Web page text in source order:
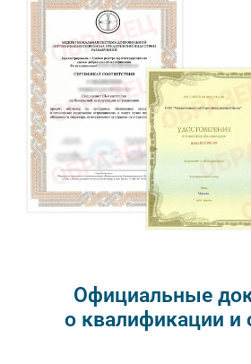
Официальные
о квалификации и